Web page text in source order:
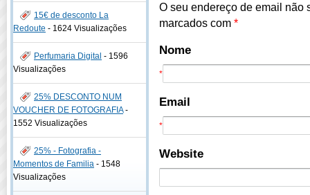
15€ de desconto La
Redoute - 1624 Visualizações
Perfumaria Digital - 1596
Visualizações
25% DESCONTO NUM
VOUCHER DE FOTOGRAFIA-
1552 Visualizações
25% - Fotografia -
Momentos de Familia - 1548
Visualizações
O seu endereço de email não
marcados com *
Nome
*
Email
*
Website